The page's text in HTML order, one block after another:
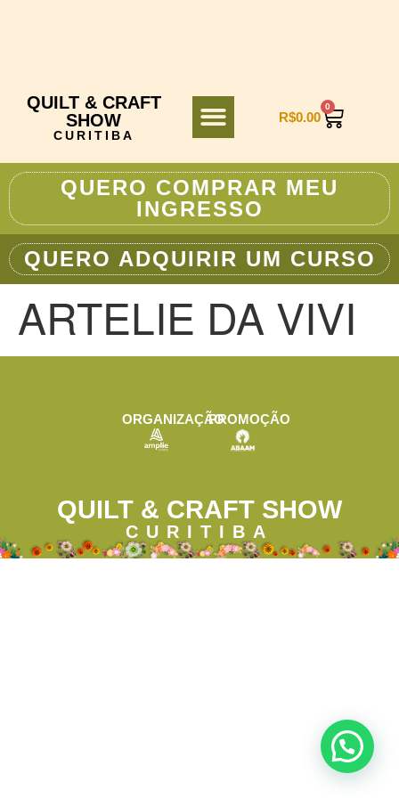
QUILT & CRAFT
SHOW
CURITIBA
R$0.00
0
QUERO COMPRAR MEU
INGRESSO
QUERO ADQUIRIR UM CURSO
ARTELIE DA VIVI
ORGANIZAÇÃOPROMOÇÃO
QUILT & CRAFT SHOW
CURITIBA